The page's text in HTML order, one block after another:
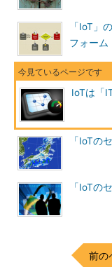
「IoT」
フォーム
IoTは「
「IoTの
「IoTの
前の